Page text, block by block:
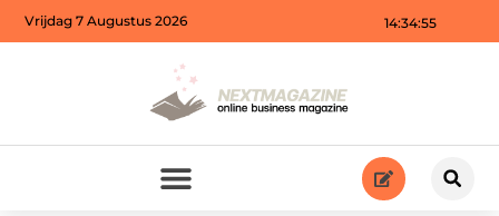
14:34:57
Vrijdag 7 Augustus 2026